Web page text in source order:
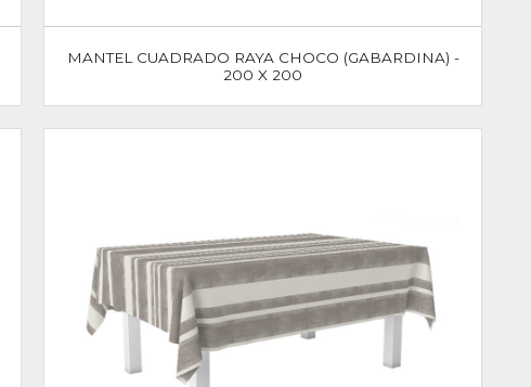
MANTEL CUADRADO RAYA CHOCO (GABARDINA) -
200 X 200